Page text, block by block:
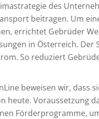
des
beitragen. Um
errichtet Gebrüder
in Österreich.
So reduziert
beweisen wir, dass
heute. Voraussetzung
Förderprogramme,